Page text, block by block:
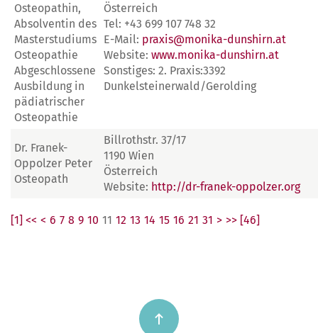
Osteopathin,
Absolventin des
Masterstudiums
Osteopathie
Abgeschlossene
Ausbildung in
pädiatrischer
Osteopathie
Österreich
Tel: +43 699 107 748 32
E-Mail: praxis@monika-dunshirn.at
Website: www.monika-dunshirn.at
Sonstiges: 2. Praxis:3392
Dunkelsteinerwald/Gerolding
Dr. Franek-
Oppolzer Peter
Osteopath
Billrothstr. 37/17
1190 Wien
Österreich
Website: http://dr-franek-oppolzer.org
[1] << < 6 7 8 9 10 11 12 13 14 15 16 21 31 > >> [46]